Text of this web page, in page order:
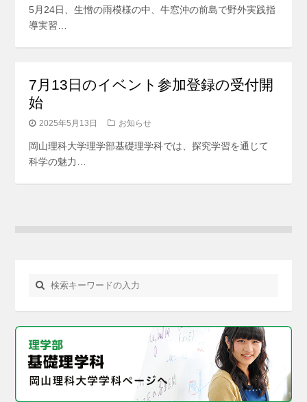
5月24日、生憎の雨模様の中、牛窓沖の前島で野外実践指
導実習…
7月13日のイベント参加登録の受付開
始
2025年5月13日 お知らせ
岡山理科大学理学部基礎理学科では、探究学習を通じて
科学の魅力…